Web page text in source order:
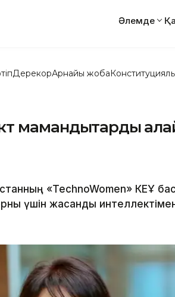
Әлемде
ДерекқорАрнайы жоба
мамандықтарды
«TechnoWomen» КЕҰ
үшін жасанды интеллектімен